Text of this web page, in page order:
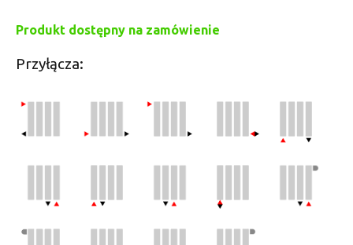
Produkt dostępny na zamówienie
Przyłącza: